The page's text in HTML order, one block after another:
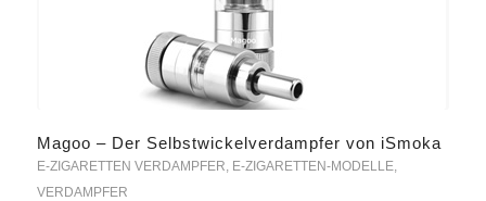
Magoo – Der Selbstwickelverdampfer von iSmoka
E-ZIGARETTEN VERDAMPFER E-ZIGARETTEN-MODELLE,
VERDAMPFER